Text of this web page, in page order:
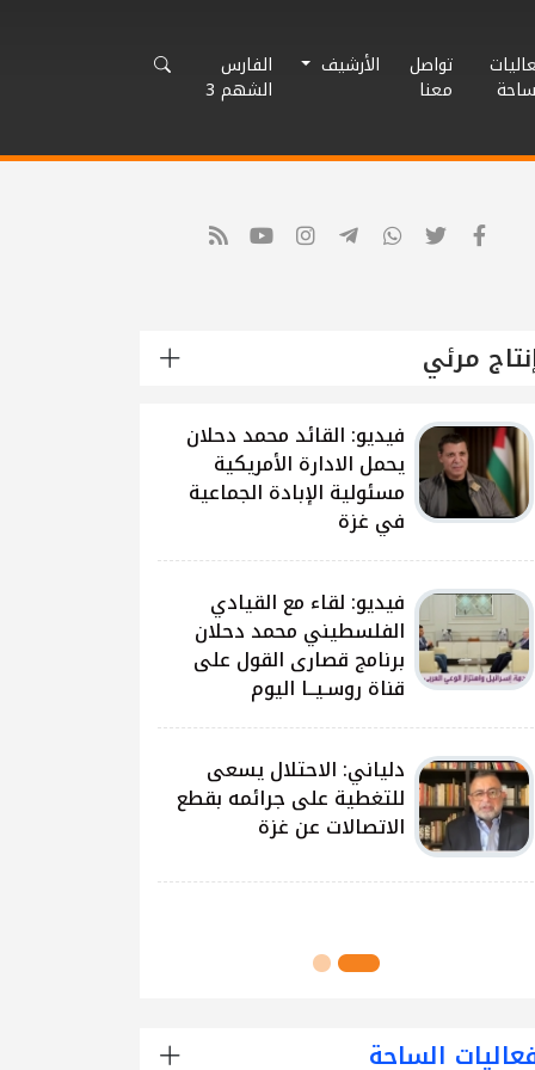
تواصل
معنا
الأرشيف الفارس
الشهم 3
مرئي
شاهد: لقاء القيادي
الفلسطيني محمد دحلان
حول تطورات الحرب
الاسرائيلية
النيرب: اللجنة الوطنية
للشراكة والتنمية بدأت بتوزيع
آلاف الحقائب على الطلبة
اللجنة الوطنية للشراكة
والتنمية تُنفذ مشروع توزيع
محافظة رفح
الساحة